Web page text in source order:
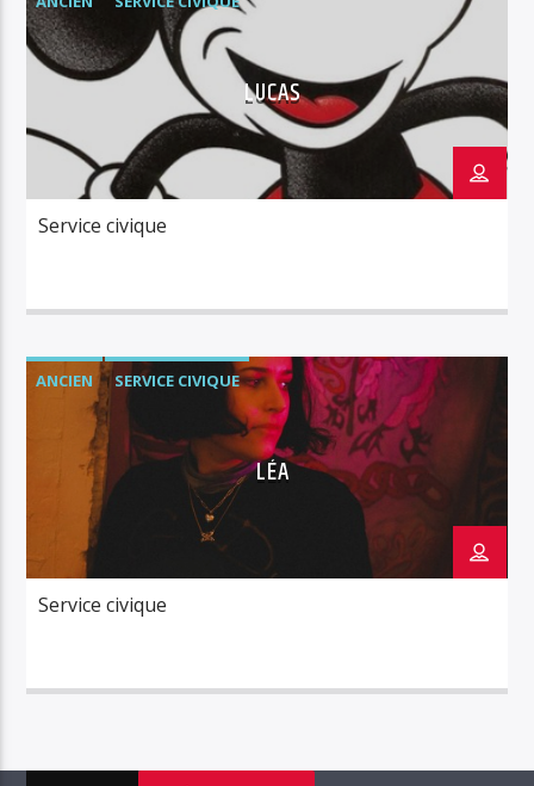
LUCAS
Service civique
ANCIEN SERVICE CIVIQUE
LÉA
Service civique